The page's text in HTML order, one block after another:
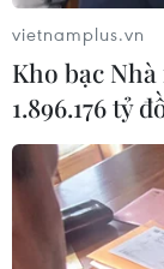
thuộc phần
06/08/2026 06:31
Tây Ninh:
doanh nghiệp
06/08/2026 04:45
vietnamplus.vn
Kho bạc
1.896.176 tỷ